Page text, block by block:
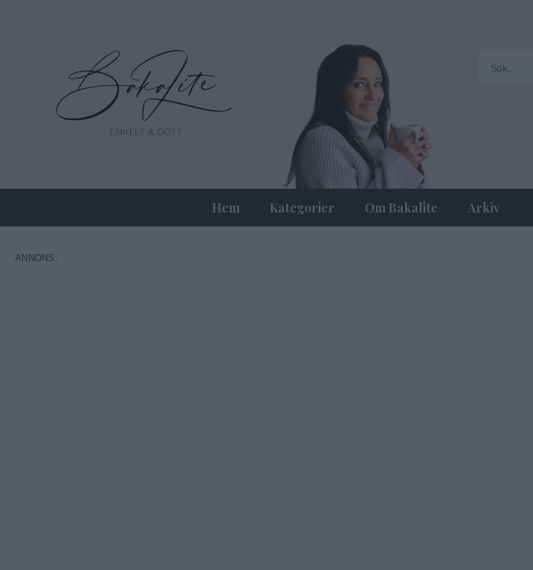
Hem Kategorier Om Bakalite Arkiv